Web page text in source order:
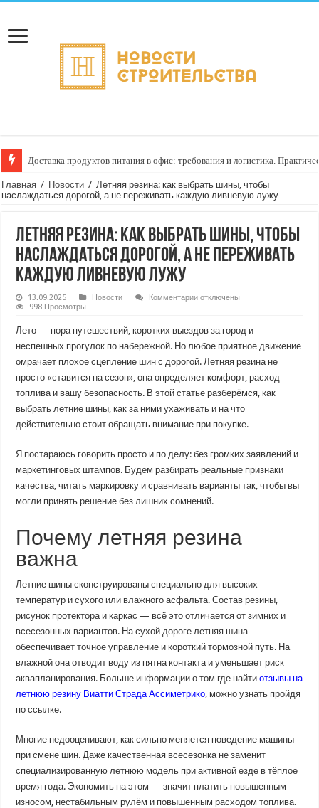
Доставка продуктов питания в офис: требования и логистика.
Главная / Новости / Летняя резина: как выбрать шины, чтобы
наслаждаться дорогой, а не переживать каждую ливневую лужу
Летняя резина: как выбрать шины, чтобы
наслаждаться дорогой, а не переживать
каждую ливневую лужу
13.09.2025 Новости Комментариик
как
выбрать
шины,
чтобы
дорогой,
а
не
переживать
ливневую
отключены
998 Просмотры
Лето — пора путешествий, коротких выездов за город и
неспешных прогулок по набережной. Но любое приятное движение
омрачает плохое сцепление шин с дорогой. Летняя резина не
просто «ставится на сезон», она определяет комфорт, расход
топлива и вашу безопасность. В этой статье разберёмся, как
выбрать летние шины, как за ними ухаживать и на что
действительно стоит обращать внимание при покупке.
Я постараюсь говорить просто и по делу: без громких заявлений и
маркетинговых штампов. Будем разбирать реальные признаки
качества, читать маркировку и сравнивать варианты так, чтобы вы
могли принять решение без лишних сомнений.
Почему летняя резина
важна
Летние шины сконструированы специально для высоких
температур и сухого или влажного асфальта. Состав резины,
рисунок протектора и каркас — всё это отличается от зимних и
всесезонных вариантов. На сухой дороге летняя шина
обеспечивает точное управление и короткий тормозной путь. На
влажной она отводит воду из пятна контакта и уменьшает риск
аквапланирования. Больше информации о том где найтиотзывы на
летнюю резину Виатти Страда Ассиметрико, можно узнать пройдя
по ссылке.
Многие недооценивают, как сильно меняется поведение машины
при смене шин. Даже качественная всесезонка не заменит
специализированную летнюю модель при активной езде в тёплое
время года. Экономить на этом — значит платить повышенным
износом, нестабильным рулём и повышенным расходом топлива.